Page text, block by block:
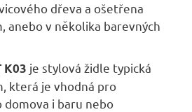
dřeva a ošetřena
anebo v několika barevných
K03 je stylová židle typická
která je vhodná pro
i baru nebo